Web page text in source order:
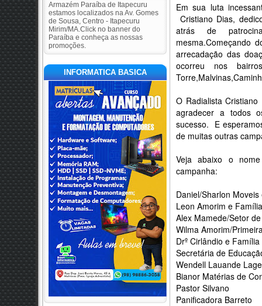
Armazém Paraíba de Itapecuru
estamos localizados na Av. Gomes
de Sousa, Centro - Itapecuru
Mirim/MA.Click no banner do
Paraíba e conheça as nossas
promoções.
INFORMATICA BASICA
Em sua luta
Cristiano Dias,
atrás de
arrecadação das
ocorreu nos
O Radialista
agradecer a todos
sucesso. E
de muitas outras
Veja abaixo o
campanha:
Daniel/Sharlon
Leon Amorim e Família
Alex Mamede/Setor
Wilma Amorim/
Drº Cirlândio e Família
Secretária de
Wendell Lauande
Bianor Matérias de
Pastor Silvano
Panificadora Barreto